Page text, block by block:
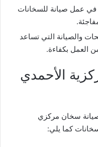
في عمل صيانة للسخانات
والصيانة التي تساعد
العمل بكفاءة.
الأحمدي
سخان مركزي
كما يلي: